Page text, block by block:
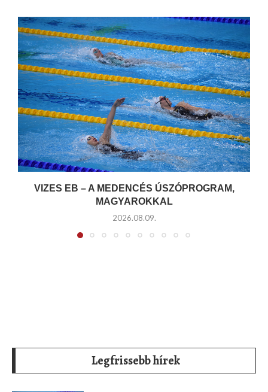
VIZES EB – A MEDENCÉS ÚSZÓPROGRAM,
MAGYAROKKAL
2026.08.09.
Legfrissebb hírek